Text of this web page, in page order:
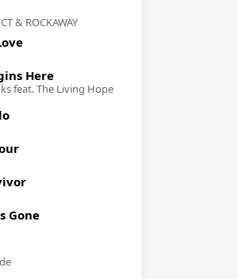
& ROCKAWAY
Here
feat. The Living Hope
Gone